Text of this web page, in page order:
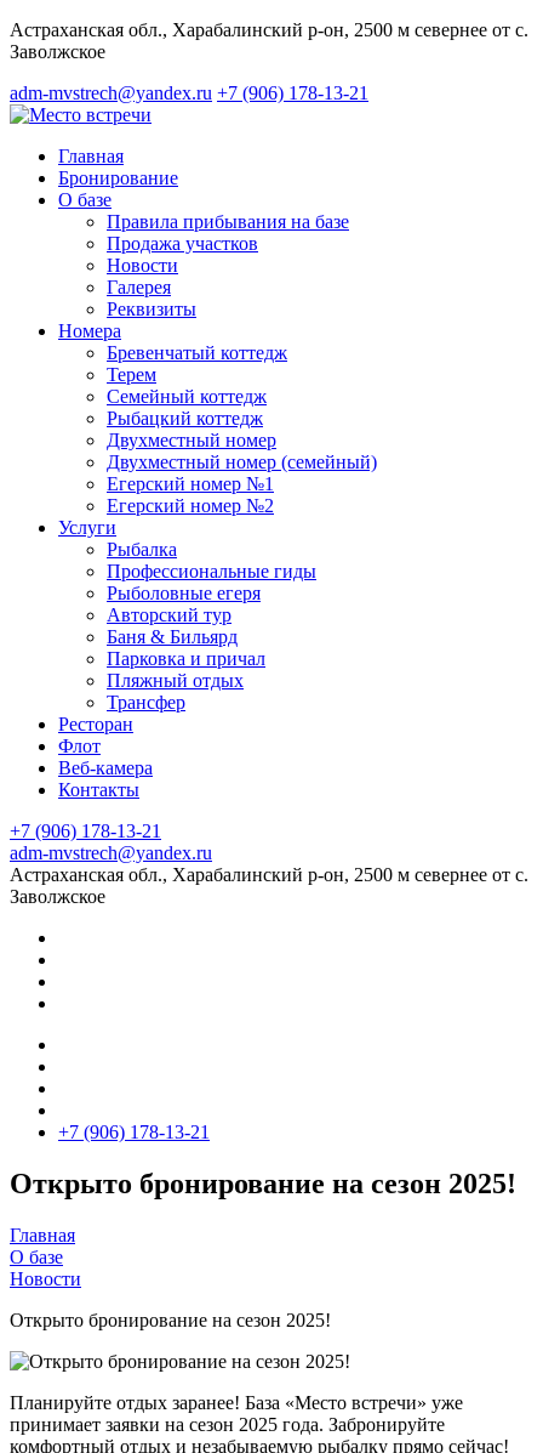
Астраханская обл., Харабалинский р-он, 2500 м севернее от с.
Заволжское
adm-mvstrech@yandex.ru +7 (906) 178-13-21
Главная
Бронирование
О базе
Правила прибывания на базе
Продажа участков
Новости
Галерея
Реквизиты
Номера
Бревенчатый коттедж
Терем
Семейный коттедж
Рыбацкий коттедж
Двухместный номер
Двухместный номер (семейный)
Егерский номер №1
Егерский номер №2
Услуги
Рыбалка
Профессиональные гиды
Рыболовные егеря
Авторский тур
Баня & Бильярд
Парковка и причал
Пляжный отдых
Трансфер
Ресторан
Флот
Веб-камера
Контакты
+7 (906) 178-13-21
adm-mvstrech@yandex.ru
Астраханская обл., Харабалинский р-он, 2500 м севернее от с.
Заволжское
+7 (906) 178-13-21
Открыто бронирование на сезон 2025!
Главная
О базе
Новости
Открыто бронирование на сезон 2025!
Планируйте отдых заранее! База «Место встречи» уже
принимает заявки на сезон 2025 года. Забронируйте
комфортный отдых и незабываемую рыбалку прямо сейчас!